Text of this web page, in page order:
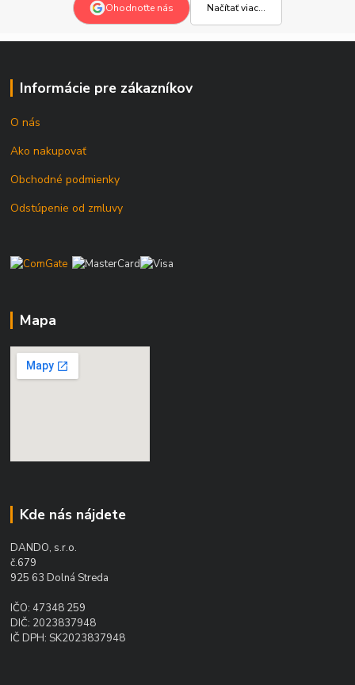
Ohodnoťte nás Načítať viac...
Informácie pre zákazníkov
O nás
Ako nakupovať
Obchodné podmienky
Odstúpenie od zmluvy
Mapa
Kde nás nájdete
DANDO, s.r.o.
č.679
925 63 Dolná Streda
IČO: 47348 259
DIČ: 2023837948
IČ DPH: SK2023837948